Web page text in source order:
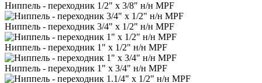
Ниппель - переходник 1/2" х 3/8" н/н MPF
Ниппель - переходник 3/4" х 1/2" н/н MPF
Ниппель - переходник 1" х 1/2" н/н MPF
Ниппель - переходник 1" х 3/4" н/н MPF